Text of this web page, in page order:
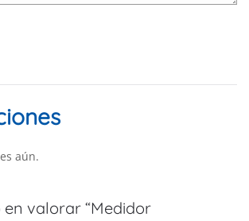
aún.
en valorar “Medidor